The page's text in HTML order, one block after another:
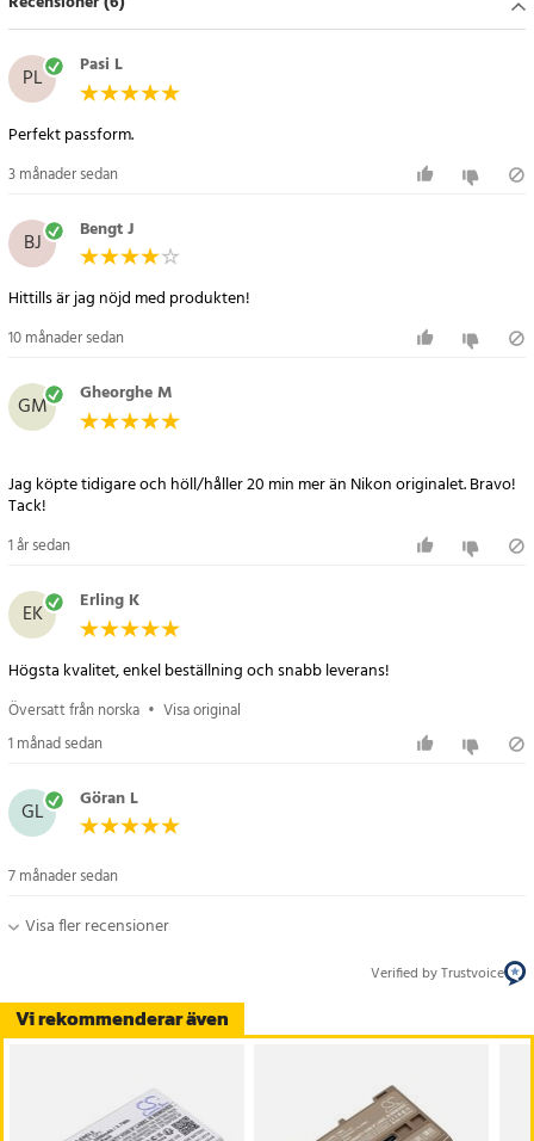
Delnummer
Nikon EN-EL23
Artikelnummer :121011
Vi rekommenderar även
PL Pasi L
Perfekt passform.
3 månader sedan
BJ Bengt J
Hittills är jag nöjd med produkten!
10 månader sedan
GM Gheorghe M
Jag köpte tidigare och höll/håller 20 min mer än Nikon originalet. Bravo!
Tack!
1 år sedan
EK Erling K
Högsta kvalitet, enkel beställning och snabb leverans!
Översatt från norska • Visa original
1 månad sedan
GL Göran L
7 månader sedan
Visa fler recensioner
Verified by Trustvoice